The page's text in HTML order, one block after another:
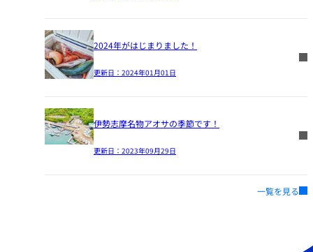
2024年がはじまりました！
更新日： 2024年01月01日
伊勢志摩名物アオサの季節です！
更新日： 2023年09月29日
一覧を見る